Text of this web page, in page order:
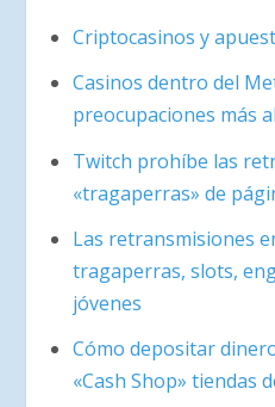
Criptocasinos y
Casinos dentro del
preocupaciones más
Twitch prohíbe las
«tragaperras» de
Las retransmisiones
tragaperras, slots,
jóvenes
Cómo depositar
«Cash Shop» tiendas